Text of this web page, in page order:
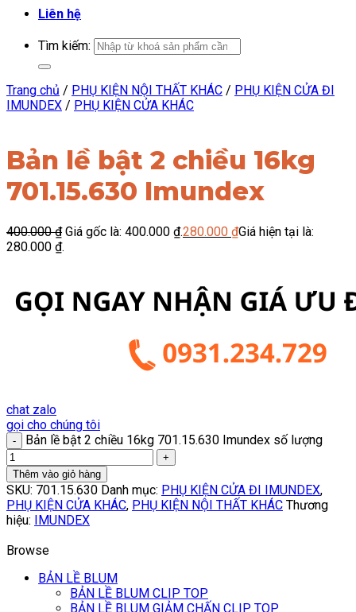
Liên hệ
Tìm kiếm:
Trang chủ / PHỤ KIỆN NỘI THẤT KHÁC / PHỤ KIỆN CỬA ĐI
IMUNDEX / PHỤ KIỆN CỬA KHÁC
Bản lề bật 2 chiều 16kg
701.15.630 Imundex
400.000₫ Giá gốc là: 400.000 ₫.280.000 ₫Giá hiện tại là:
280.000 ₫.
chat zalo
gọi cho chúng tôi
Bản lề bật 2 chiều 16kg 701.15.630 Imundex số lượng
Thêm vào giỏ hàng
SKU: 701.15.630 Danh mục: PHỤ KIỆN CỬA ĐI IMUNDEX,
PHỤ KIỆN CỬA KHÁC, PHỤ KIỆN NỘI THẤT KHÁC Thương
hiệu: IMUNDEX
Browse
BẢN LỀ BLUM
BẢN LỀ BLUM CLIP TOP
BẢN LỀ BLUM GIẢM CHẤN CLIP TOP